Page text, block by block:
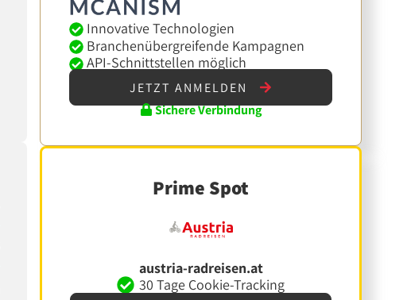
Innovative Technologien
Branchenübergreifende Kampagnen
API-Schnittstellen möglich
JETZT ANMELDEN
Sichere Verbindung
Prime Spot
austria-radreisen.at
30 Tage Cookie-Tracking